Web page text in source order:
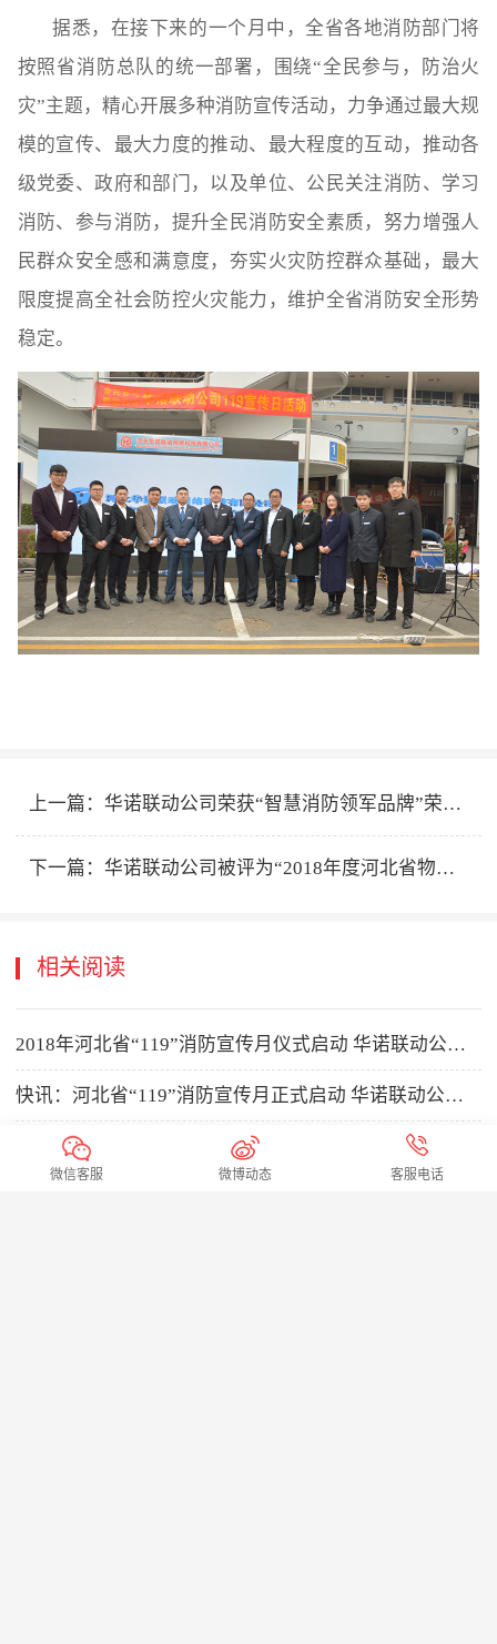
据悉，在接下来的一个月中，全省各地消防部门将
按照省消防总队的统一部署，围绕“全民参与，防治火
灾”主题，精心开展多种消防宣传活动，力争通过最大规
模的宣传、最大力度的推动、最大程度的互动，推动各
级党委、政府和部门，以及单位、公民关注消防、学习
消防、参与消防，提升全民消防安全素质，努力增强人
民群众安全感和满意度，夯实火灾防控群众基础，最大
限度提高全社会防控火灾能力，维护全省消防安全形势
稳定。
上一篇：华诺联动公司荣获“智慧消防领军品牌”荣誉称号
下一篇：华诺联动公司被评为“2018年度河北省物业管理优秀供应商”
相关阅读
2018年河北省“119”消防宣传月仪式启动 华诺联动公司携消防相关类先进科技产品受邀参加
快讯：河北省“119”消防宣传月正式启动 华诺联动公司再度参加
定了！2024年全国消防宣传月活动方案
微信客服 微博动态 客服电话